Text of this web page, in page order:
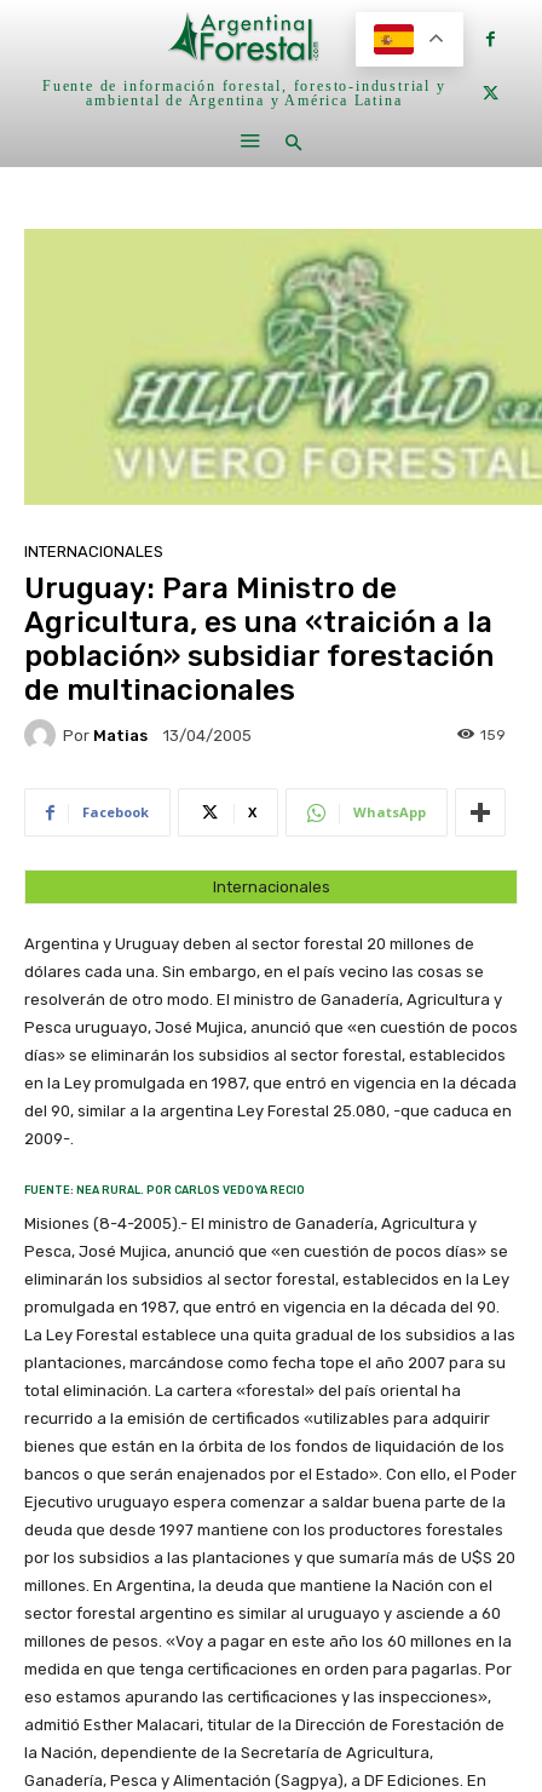
Fuente de información forestal, foresto-industrial y
ambiental de Argentina y América Latina
INTERNACIONALES
Uruguay: Para Ministro de
Agricultura, es una «traición a la
población» subsidiar forestación
de multinacionales
Por Matias 13/04/2005 159
Facebook X WhatsApp
Internacionales
Argentina y Uruguay deben al sector forestal 20 millones de
dólares cada una. Sin embargo, en el país vecino las cosas se
resolverán de otro modo. El ministro de Ganadería, Agricultura y
Pesca uruguayo, José Mujica, anunció que «en cuestión de pocos
días» se eliminarán los subsidios al sector forestal, establecidos
en la Ley promulgada en 1987, que entró en vigencia en la década
del 90, similar a la argentina Ley Forestal 25.080, -que caduca en
2009-.
FUENTE: NEA RURAL. POR CARLOS VEDOYA RECIO
Misiones (8-4-2005).- El ministro de Ganadería, Agricultura y
Pesca, José Mujica, anunció que «en cuestión de pocos días» se
eliminarán los subsidios al sector forestal, establecidos en la Ley
promulgada en 1987, que entró en vigencia en la década del 90.
La Ley Forestal establece una quita gradual de los subsidios a las
plantaciones, marcándose como fecha tope el año 2007 para su
total eliminación. La cartera «forestal» del país oriental ha
recurrido a la emisión de certificados «utilizables para adquirir
bienes que están en la órbita de los fondos de liquidación de los
bancos o que serán enajenados por el Estado». Con ello, el Poder
Ejecutivo uruguayo espera comenzar a saldar buena parte de la
deuda que desde 1997 mantiene con los productores forestales
por los subsidios a las plantaciones y que sumaría más de U$S 20
millones. En Argentina, la deuda que mantiene la Nación con el
sector forestal argentino es similar al uruguayo y asciende a 60
millones de pesos. «Voy a pagar en este año los 60 millones en la
medida en que tenga certificaciones en orden para pagarlas. Por
eso estamos apurando las certificaciones y las inspecciones»,
admitió Esther Malacari, titular de la Dirección de Forestación de
la Nación, dependiente de la Secretaría de Agricultura,
Ganadería, Pesca y Alimentación (Sagpya), a DF Ediciones. En